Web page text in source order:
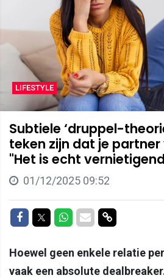
LIFESTYLE
Subtiele ‘druppel-
teken zijn dat je
"Het is echt
01/12/2025 09:52
Delen op Facebook
Delen op Twitter
Delen op Whatsapp
Delen via Mail
Delen via
Hoewel geen enkele relatie
vaak een absolute